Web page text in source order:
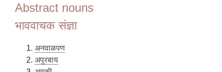
Abstract nouns
भाववाचक संज्ञा
अनवाळपण
अपुरबाय